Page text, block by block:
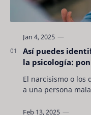
Así puedes
la psicología:
El narcisismo o los
a una persona